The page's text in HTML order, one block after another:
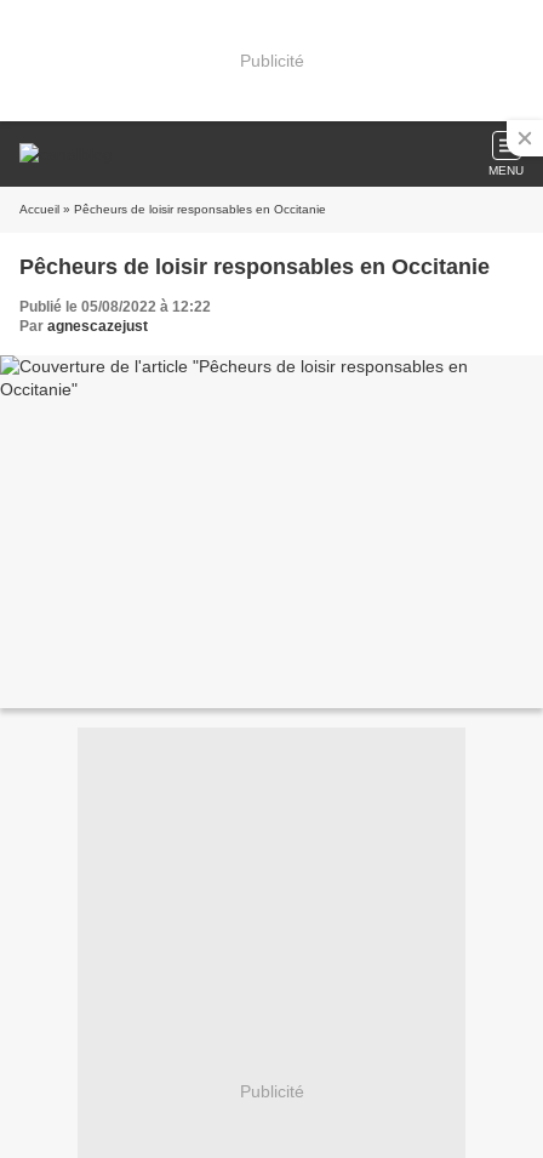
Publicité
MENU
Accueil » Pêcheurs de loisir responsables en Occitanie
Pêcheurs de loisir responsables en Occitanie
Publié le 05/08/2022 à 12:22
Par agnescazejust
Publicité